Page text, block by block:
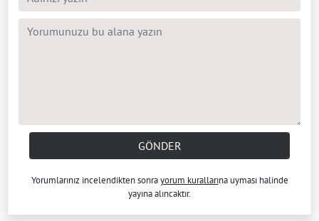
GÖNDER
Yorumlarınız incelendikten sonrayorum kurallarına uyması halinde
yayına alıncaktır.